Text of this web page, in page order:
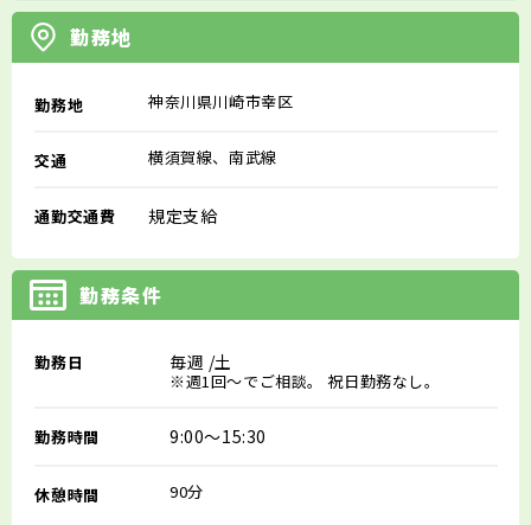
勤務地
勤務地 神奈川県川崎市幸区
交通 横須賀線、南武線
通勤交通費 規定支給
勤務条件
勤務日 毎週 /土
※週1回～でご相談。 祝日勤務なし。
勤務時間 9:00～15:30
休憩時間 90分